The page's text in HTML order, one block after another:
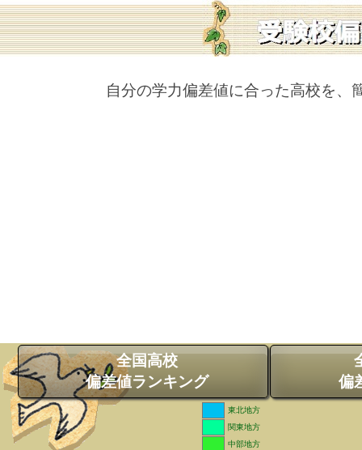
自分の学力偏差値に合った高校を、
全国高校
偏差値ランキング
偏
東北地方
関東地方
中部地方